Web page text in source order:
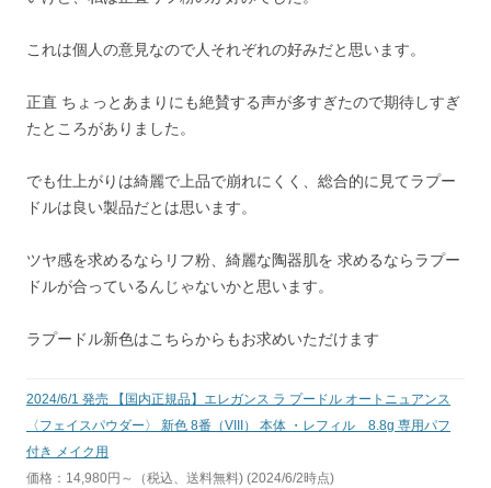
これは個人の意見なので人それぞれの好みだと思います。
正直 ちょっとあまりにも絶賛する声が多すぎたので期待しすぎ
たところがありました。
でも仕上がりは綺麗で上品で崩れにくく、総合的に見てラプー
ドルは良い製品だとは思います。
ツヤ感を求めるならリフ粉、綺麗な陶器肌を 求めるならラプー
ドルが合っているんじゃないかと思います。
ラプードル新色はこちらからもお求めいただけます
2024/6/1 発売 【国内正規品】エレガンス ラ プードル オートニュアンス
〈フェイスパウダー〉 新色 8番（VIII） 本体 ・レフィル 8.8g 専用パフ
付き メイク用
価格：14,980円～（税込、送料無料) (2024/6/2時点)